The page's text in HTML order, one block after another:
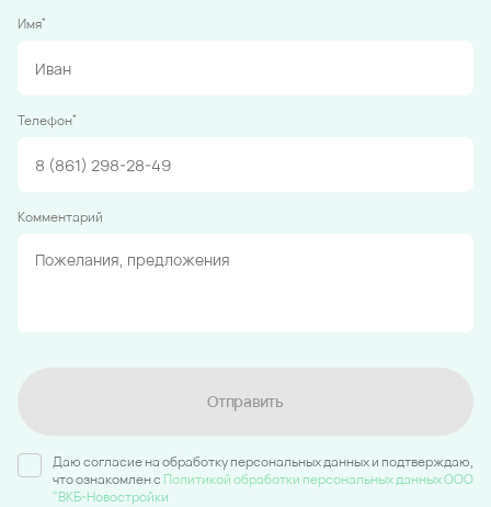
Имя*
Телефон*
Комментарий
Отправить
Даю согласие на обработку персональных данных и подтверждаю,
что ознакомлен c Политикой обработки персональных данных ООО
"ВКБ-Новостройки